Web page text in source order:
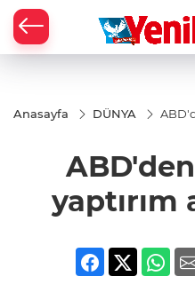
Anasayfa DÜNYA
yaptırım